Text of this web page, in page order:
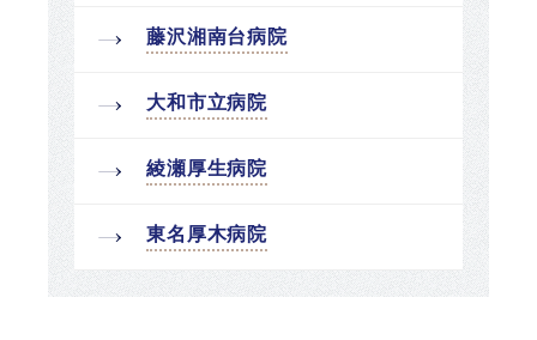
藤沢湘南台病院
大和市立病院
綾瀬厚生病院
東名厚木病院